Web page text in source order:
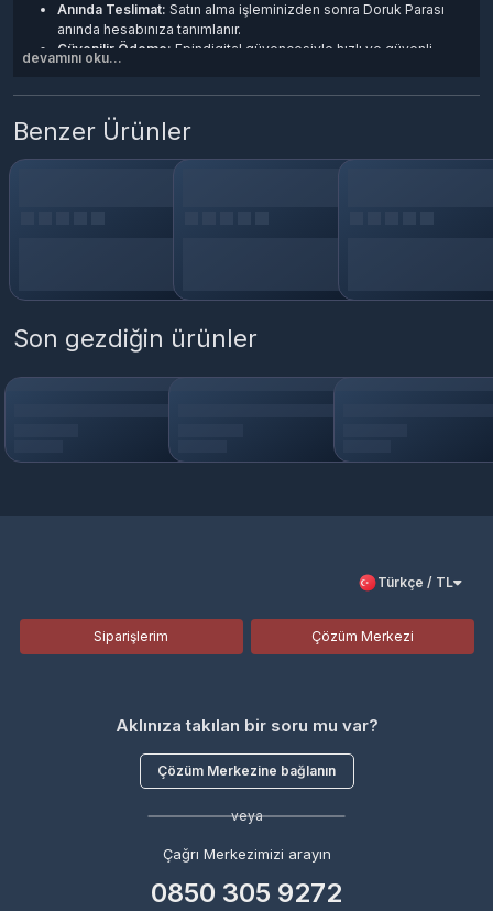
Anında Teslimat: Satın alma işleminizden sonra Doruk Parası
anında hesabınıza tanımlanır.
Güvenilir Ödeme: Epindigital güvencesiyle hızlı ve güvenli
sağlayın ve zirveye çıkın. Bu fırsatı kaçırmayın, hemen satın alın ve
devamını oku...
Benzer Ürünler
Son gezdiğin ürünler
Türkçe / TL
Siparişlerim Çözüm Merkezi
Aklınıza takılan bir soru mu var?
Çözüm Merkezine bağlanın
veya
Çağrı Merkezimizi arayın
0850 305 9272